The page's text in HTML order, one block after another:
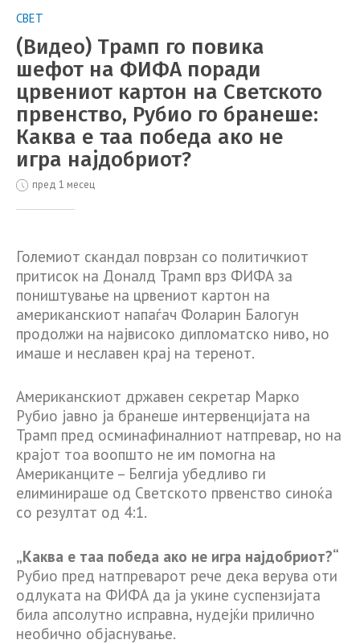
СВЕТ
(Видео) Трамп го повика
шефот на ФИФА поради
црвениот картон на Светското
првенство, Рубио го бранеше:
Каква е таа победа ако не
игра најдобриот?
пред 1 месец
Големиот скандал поврзан со политичкиот
притисок на Доналд Трамп врз ФИФА за
поништување на црвениот картон на
американскиот напаѓач Фоларин Балогун
продолжи на највисоко дипломатско ниво, но
имаше и неславен крај на теренот.
Американскиот државен секретар Марко
Рубио јавно ја бранеше интервенцијата на
Трамп пред осминафиналниот натпревар, но на
крајот тоа воопшто не им помогна на
Американците – Белгија убедливо ги
елиминираше од Светското првенство синоќа
со резултат од 4:1.
„Каква е таа победа ако не игра најдобриот?“
Рубио пред натпреварот рече дека верува оти
одлуката на ФИФА да ја укине суспензијата
била апсолутно исправна, нудејќи прилично
необично објаснување.